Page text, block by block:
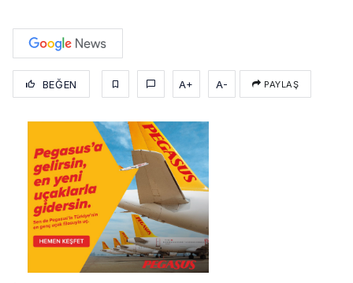
BEĞEN A+ A- PAYLAŞ